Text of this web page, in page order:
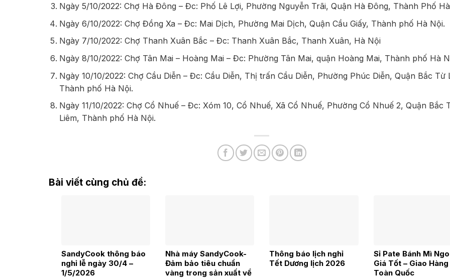
Ngày 5/10/2022: Chợ Hà Đông – Đc: Phố Lê Lợi, Phường Nguyễn Trãi, Quận Hà Đông, Thành Phố
Ngày 6/10/2022: Chợ Đồng Xa – Đc: Mai Dịch, Phường Mai Dịch, Quận Cầu Giấy, Thành phố Hà Nội.
Ngày 7/10/2022: Chợ Thanh Xuân Bắc – Đc: Thanh Xuân Bắc, Thanh Xuân, Hà Nội
Ngày 8/10/2022: Chợ Tân Mai – Hoàng Mai – Đc: Phường Tân Mai, quận Hoàng Mai, Thành phố Hà
Ngày 10/10/2022: Chợ Cầu Diễn – Đc: Cầu Diễn, Thị trấn Cầu Diễn, Phường Phúc Diễn, Quận Bắc Từ
Thành phố Hà Nội.
Ngày 11/10/2022: Chợ Cổ Nhuế – Đc: Xóm 10, Cổ Nhuế, Xã Cổ Nhuế, Phường Cổ Nhuế 2, Quận Bắc
Liêm, Thành phố Hà Nội.
Bài viết cùng chủ đề:
SandyCook thông báo
nghỉ lễ ngày 30/4 –
1/5/2026
Nhà máy SandyCook-
Đảm bảo tiêu chuẩn
vàng trong sản xuất về
Thông báo lịch nghỉ
Tết Dương lịch 2026
Sỉ Pate Bánh Mì
Giá Tốt – Giao Hàng
Toàn Quốc